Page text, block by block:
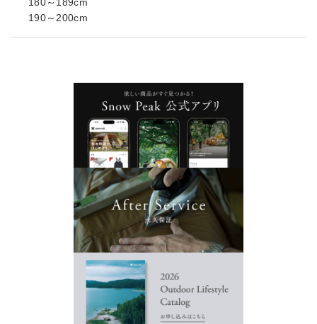
190～200cm